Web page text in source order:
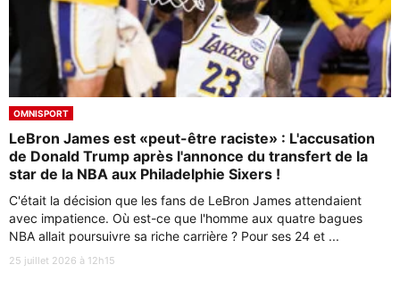
OMNISPORT
LeBron James est «peut-être raciste» : L'accusation
de Donald Trump après l'annonce du transfert de la
star de la NBA aux Philadelphie Sixers !
C'était la décision que les fans de LeBron James attendaient
avec impatience. Où est-ce que l'homme aux quatre bagues
NBA allait poursuivre sa riche carrière ? Pour ses 24 et ...
25 juillet 2026 à 12h15